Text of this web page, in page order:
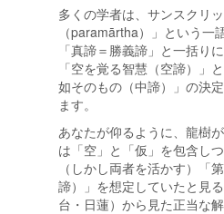
多くの学者は、サンスクリ
（paramārtha）」という
「真諦＝勝義諦」と一括り
「空を覚る智慧（空諦）」
如そのもの（中諦）」の決
ます。
あなたが仰るように、龍樹
は「空」と「仮」を包含し
（しかし両者を活かす）「
諦）」を想定していたと見
台・日蓮）から見た正当な解